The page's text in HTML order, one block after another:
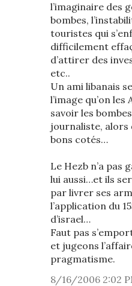
l’imaginaire des
bombes,
touristes qui
difficilement
d’attirer des
etc..
Un ami libanais
l’image qu’on
savoir les
journaliste, alors
bons cotés…
Le Hezb n’a pas
lui aussi…et ils
par livrer ses
l’application du
d’israel…
Faut pas
et jugeons
pragmatisme.
8/16/2006 2:02